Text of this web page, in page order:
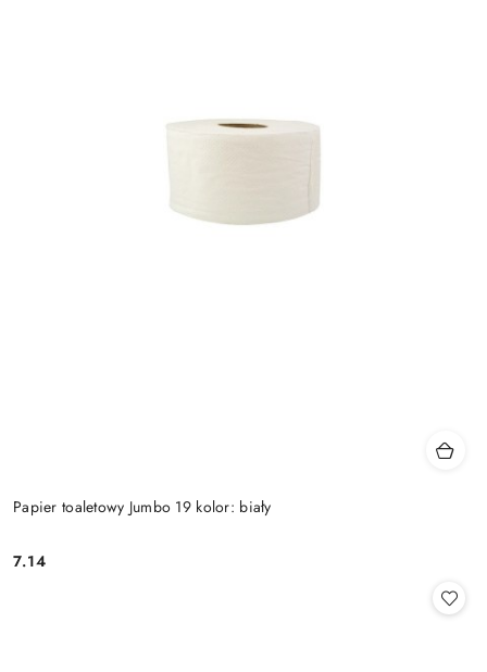
Papier toaletowy Jumbo 19 kolor: biały
Cena:
7.14